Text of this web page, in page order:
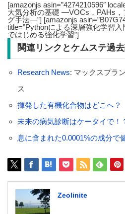
[amazonjs asin=”4274210596″
大気分析の基礎 —VOCs，PAHs，
グ手法—”] [amazonjs
title=”Pythonによる深層強化学習
ではじめる強化学習”]
関連リンクとケムステ過
Research News: マックスプラ
ス
揮発した有機化合物はどこへ？
未来の病気診断はケータイで！
息に含まれた0.0001%の成分で
Zeolinite